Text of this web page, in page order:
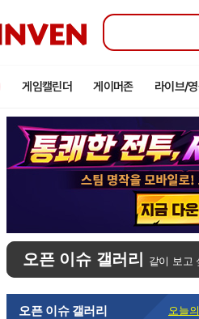
게임캘린더 게이머존 라이브/
오픈 이슈 갤러리 같이 보고
오픈 이슈 갤러리 오늘